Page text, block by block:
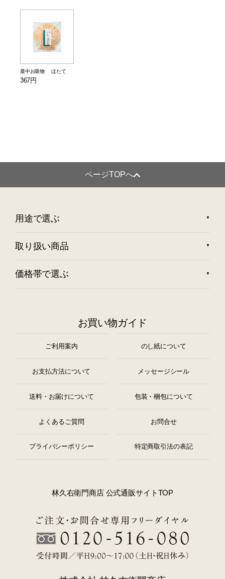
最中お吸物 ほたて
367円
ページTOPへ
用途で選ぶ
取り扱い商品
価格帯で選ぶ
お買い物ガイド
ご利用案内 のし紙について
お支払方法について メッセージシール
送料・お届けについて 包装・梱包について
よくあるご質問 お問合せ
プライバシーポリシー 特定商取引法の表記
林久右衛門商店 公式通販サイトTOP